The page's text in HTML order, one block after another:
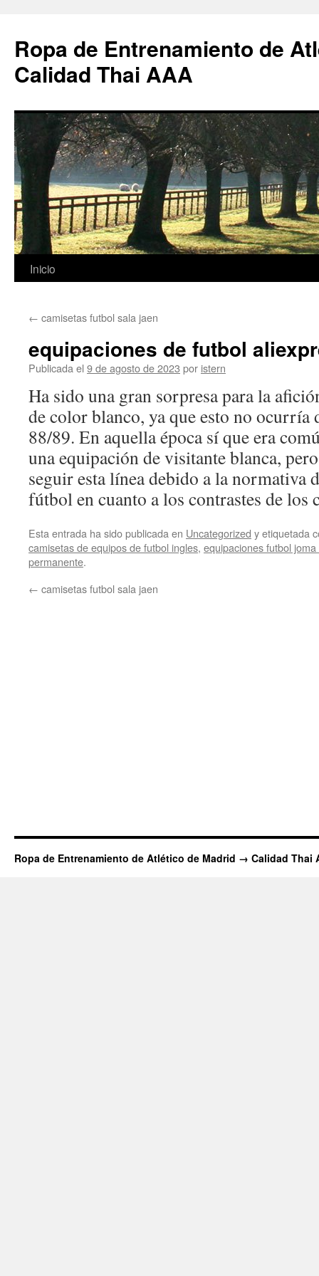
Ropa de Entrenamiento de
Calidad Thai AAA
Saltar
contenido
Inicio
← camisetas futbol sala jaen
equipaciones de futbol
Publicada el 9 de agosto de 2023 por istern
Ha sido una gran sorpresa para la
de color blanco, ya que esto no ocurría
88/89. En aquella época sí que era
una equipación de visitante blanca,
seguir esta línea debido a la normativa
fútbol en cuanto a los contrastes de los
Esta entrada ha sido publicada en Uncategorized y etiquetada
camisetas de equipos de futbol ingles, equipaciones futbol
permanente.
← camisetas futbol sala jaen
Ropa de Entrenamiento de Atlético de Madrid → Calidad Thai